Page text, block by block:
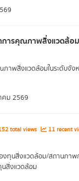
รคุณภาพสิ่งแวดล้อม
าพสิ่งแวดล้อมในระดับจั
ม 2569
total views 11 recent
องทุนสิ่งแวดล้อม/สถานภ
นสิ่งแวดล้อม